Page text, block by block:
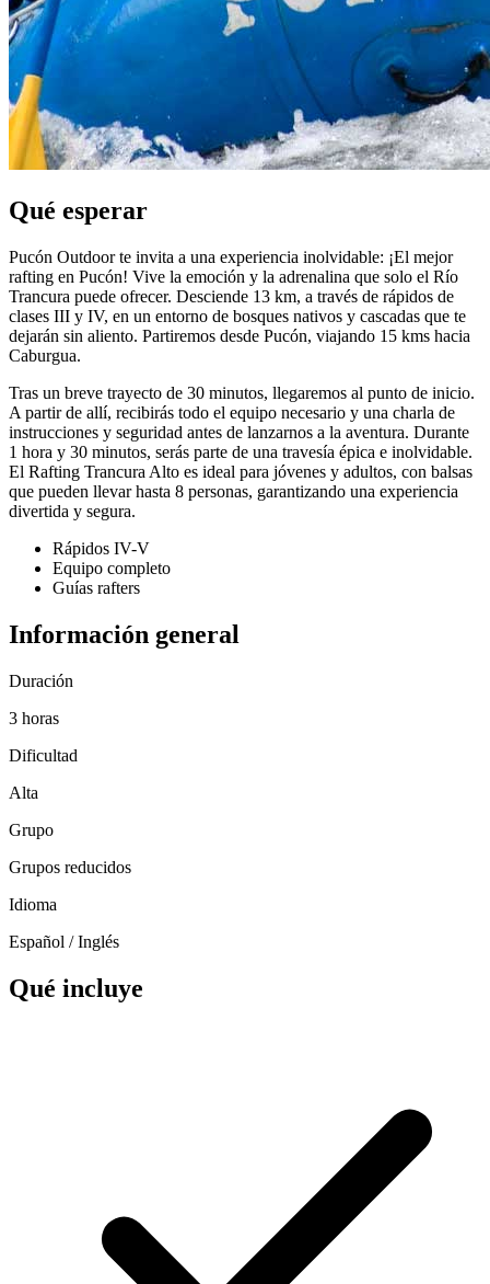
Qué esperar
Pucón Outdoor te invita a una experiencia inolvidable: ¡El mejor
rafting en Pucón! Vive la emoción y la adrenalina que solo el Río
Trancura puede ofrecer. Desciende 13 km, a través de rápidos de
clases III y IV, en un entorno de bosques nativos y cascadas que te
dejarán sin aliento. Partiremos desde Pucón, viajando 15 kms hacia
Caburgua.
Tras un breve trayecto de 30 minutos, llegaremos al punto de inicio.
A partir de allí, recibirás todo el equipo necesario y una charla de
instrucciones y seguridad antes de lanzarnos a la aventura. Durante
1 hora y 30 minutos, serás parte de una travesía épica e inolvidable.
El Rafting Trancura Alto es ideal para jóvenes y adultos, con balsas
que pueden llevar hasta 8 personas, garantizando una experiencia
divertida y segura.
Rápidos IV-V
Equipo completo
Guías rafters
Información general
Duración
3 horas
Dificultad
Alta
Grupo
Grupos reducidos
Idioma
Español / Inglés
Qué incluye